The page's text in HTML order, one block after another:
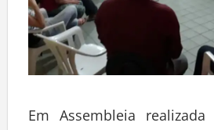
Em Assembleia